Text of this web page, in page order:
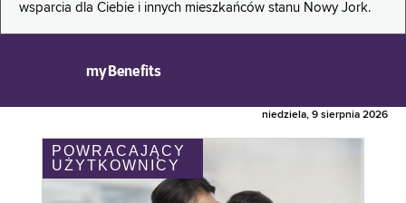
wsparcia dla Ciebie i innych mieszkańców stanu Nowy Jork.
myBenefits
niedziela, 9 sierpnia 2026
POWRACAJĄCY
UŻYTKOWNICY